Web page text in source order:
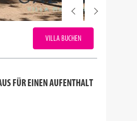
VILLA BUCHEN
FÜR EINEN AUFENTHALT